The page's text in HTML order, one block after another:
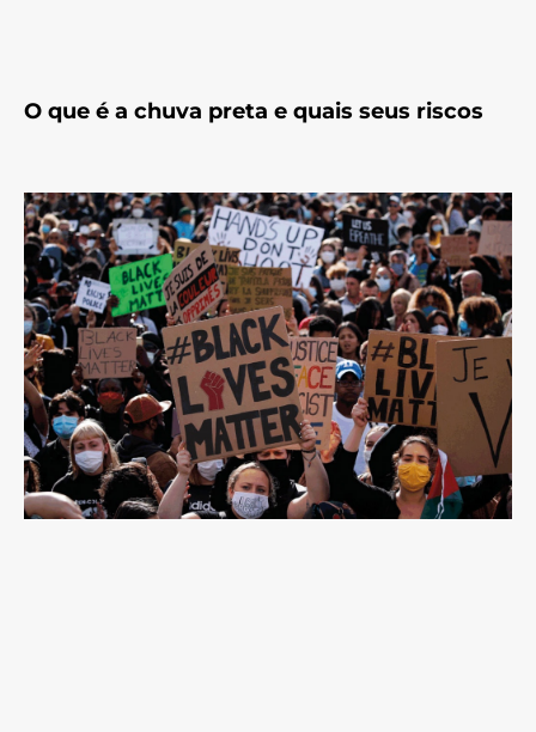
O que é a chuva preta e quais seus riscos